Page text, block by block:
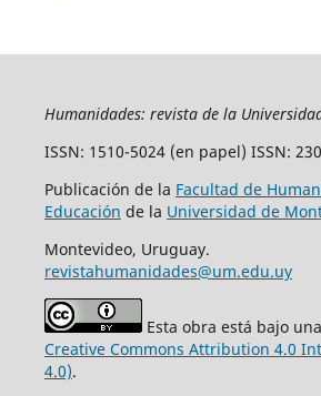
Humanidades: revista de la
ISSN: 1510-5024 (en papel) ISSN:
Publicación de la Facultad de
Educación de la Universidad de
Montevideo, Uruguay.
revistahumanidades@um.edu.uy
Esta obra está bajo
Creative Commons Attribution 4.0
4.0).